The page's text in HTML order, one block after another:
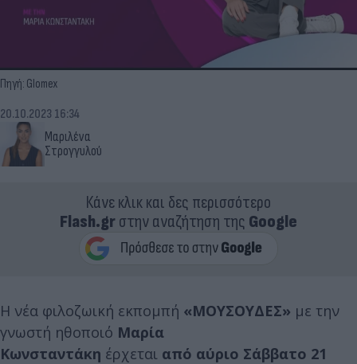
Πηγή: Glomex
Μαριλένα
Στρογγυλού
20.10.2023 16:34
Κάνε κλικ και δες περισσότερο
Flash.grστην αναζήτηση της Google
Η νέα φιλοζωική εκπομπή «ΜΟΥΣΟΥΔΕΣ» με την
γνωστή ηθοποιό Μαρία
Κωνσταντάκη έρχεται από αύριο Σάββατο 21